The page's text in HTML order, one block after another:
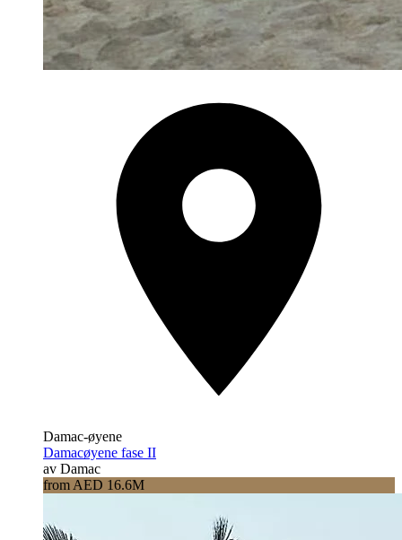
Damac-øyene
Damacøyene fase II
av Damac
from AED 16.6M